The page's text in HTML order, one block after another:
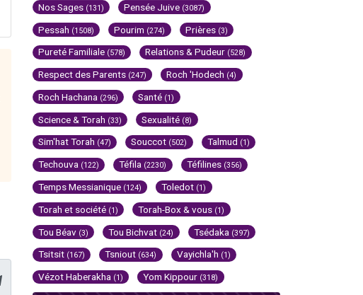
Nos Sages (131) Pensée Juive (3087)
Pessah (1508) Pourim (274) Prières (3)
Pureté Familiale (578) Relations & Pudeur (528)
Respect des Parents (247) Roch 'Hodech (4)
Roch Hachana (296) Santé (1)
Science & Torah (33) Sexualité (8)
Sim'hat Torah (47) Souccot (502) Talmud (1)
Techouva (122) Téfila (2230) Téfilines (356)
Temps Messianique (124) Toledot (1)
Torah et société (1) Torah-Box & vous (1)
Tou Béav (3) Tou Bichvat (24) Tsédaka (397)
Tsitsit (167) Tsniout (634) Vayichla'h (1)
Vézot Haberakha (1) Yom Kippour (318)